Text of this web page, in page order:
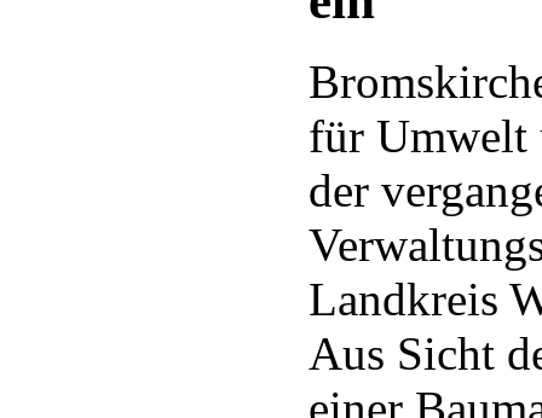
für Umwelt
der
Landkreis
Aus Sicht
einer